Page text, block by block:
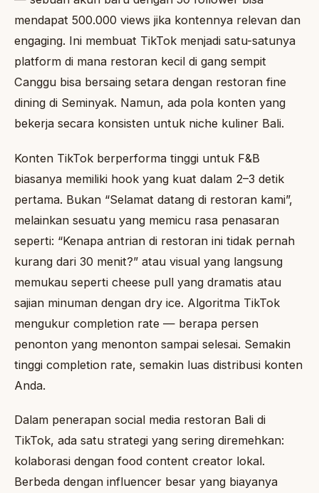
mendapat 500.000 views jika kontennya relevan dan
engaging. Ini membuat TikTok menjadi satu-satunya
platform di mana restoran kecil di gang sempit
Canggu bisa bersaing setara dengan restoran fine
dining di Seminyak. Namun, ada pola konten yang
bekerja secara konsisten untuk niche kuliner Bali.
Konten TikTok berperforma tinggi untuk F&B
biasanya memiliki hook yang kuat dalam 2–3 detik
pertama. Bukan “Selamat datang di restoran kami”,
melainkan sesuatu yang memicu rasa penasaran
seperti: “Kenapa antrian di restoran ini tidak pernah
kurang dari 30 menit?” atau visual yang langsung
memukau seperti cheese pull yang dramatis atau
sajian minuman dengan dry ice. Algoritma TikTok
mengukur completion rate — berapa persen
penonton yang menonton sampai selesai. Semakin
tinggi completion rate, semakin luas distribusi konten
Anda.
Dalam penerapan social media restoran Bali di
TikTok, ada satu strategi yang sering diremehkan:
kolaborasi dengan food content creator lokal.
Berbeda dengan influencer besar yang biayanya